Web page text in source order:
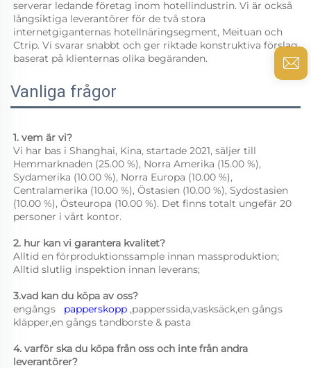
serverar ledande företag inom hotellindustrin. Vi är också
långsiktiga leverantörer för de två stora
internetgiganternas hotellnäringsegment, Meituan och
Ctrip. Vi svarar snabbt och ger riktade konstruktiva förslag
baserat på klienternas olika begäranden.
Vanliga frågor
1. vem är vi?
Vi har bas i Shanghai, Kina, startade 2021, säljer till
Hemmarknaden (25.00 %), Norra Amerika (15.00 %),
Sydamerika (10.00 %), Norra Europa (10.00 %),
Centralamerika (10.00 %), Östasien (10.00 %), Sydostasien
(10.00 %), Östeuropa (10.00 %). Det finns totalt ungefär 20
personer i vårt kontor.
2. hur kan vi garantera kvalitet?
Alltid en förproduktionssample innan massproduktion;
Alltid slutlig inspektion innan leverans;
3.vad kan du köpa av oss?
engångs papperskopp ,papperssida,vasksäck,en gångs
kläpper,en gångs tandborste & pasta
4. varför ska du köpa från oss och inte från andra
leverantörer?